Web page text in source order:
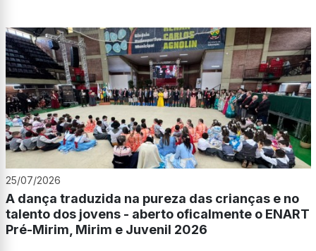
25/07/2026
A dança traduzida na pureza das crianças e no
talento dos jovens - aberto oficalmente o ENART
Pré-Mirim, Mirim e Juvenil 2026